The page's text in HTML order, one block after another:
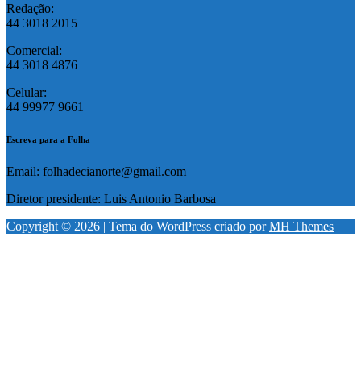
Redação:
44 3018 2015
Comercial:
44 3018 4876
Celular:
44 99977 9661
Escreva para a Folha
Email: folhadecianorte@gmail.com
Diretor presidente: Luis Antonio Barbosa
Copyright © 2026 | Tema do WordPress criado porMH Themes